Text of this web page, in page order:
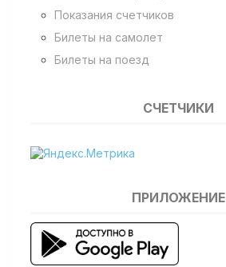
Показания счетчиков
Билеты на самолет
Билеты на поезд
СЧЕТЧИКИ
ПРИЛОЖЕНИЕ